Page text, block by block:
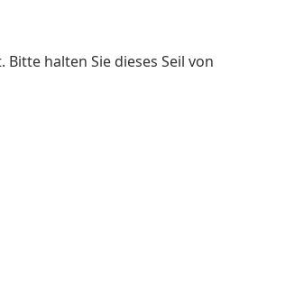
halten Sie dieses Seil von